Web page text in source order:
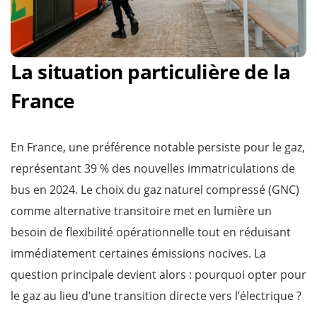
La situation particulière de la
France
En France, une préférence notable persiste pour le gaz,
représentant 39 % des nouvelles immatriculations de
bus en 2024. Le choix du gaz naturel compressé (GNC)
comme alternative transitoire met en lumière un
besoin de flexibilité opérationnelle tout en réduisant
immédiatement certaines émissions nocives. La
question principale devient alors : pourquoi opter pour
le gaz au lieu d’une transition directe vers l’électrique ?